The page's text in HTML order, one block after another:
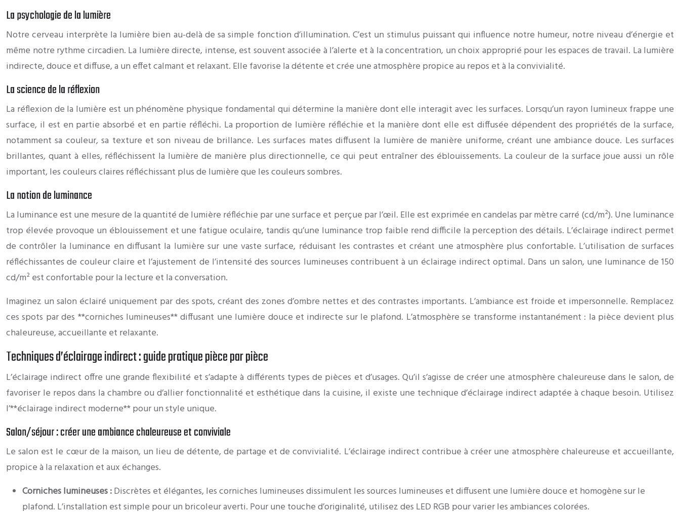
La psychologie de la lumière
Notre cerveau interprète la lumière bien au-delà de sa simple fonction d’illumination. C’est un stimulus puissant qui influence notre humeur, notre niveau d’énergie et
même notre rythme circadien. La lumière directe, intense, est souvent associée à l’alerte et à la concentration, un choix approprié pour les espaces de travail. La lumière
indirecte, douce et diffuse, a un effet calmant et relaxant. Elle favorise la détente et crée une atmosphère propice au repos et à la convivialité.
La science de la réflexion
La réflexion de la lumière est un phénomène physique fondamental qui détermine la manière dont elle interagit avec les surfaces. Lorsqu’un rayon lumineux frappe une
surface, il est en partie absorbé et en partie réfléchi. La proportion de lumière réfléchie et la manière dont elle est diffusée dépendent des propriétés de la surface,
notamment sa couleur, sa texture et son niveau de brillance. Les surfaces mates diffusent la lumière de manière uniforme, créant une ambiance douce. Les surfaces
brillantes, quant à elles, réfléchissent la lumière de manière plus directionnelle, ce qui peut entraîner des éblouissements. La couleur de la surface joue aussi un rôle
important, les couleurs claires réfléchissant plus de lumière que les couleurs sombres.
La notion de luminance
La luminance est une mesure de la quantité de lumière réfléchie par une surface et perçue par l’œil. Elle est exprimée en candelas par mètre carré (cd/m²). Une luminance
trop élevée provoque un éblouissement et une fatigue oculaire, tandis qu’une luminance trop faible rend difficile la perception des détails. L’éclairage indirect permet
de contrôler la luminance en diffusant la lumière sur une vaste surface, réduisant les contrastes et créant une atmosphère plus confortable. L’utilisation de surfaces
réfléchissantes de couleur claire et l’ajustement de l’intensité des sources lumineuses contribuent à un éclairage indirect optimal. Dans un salon, une luminance de 150
cd/m² est confortable pour la lecture et la conversation.
Imaginez un salon éclairé uniquement par des spots, créant des zones d’ombre nettes et des contrastes importants. L’ambiance est froide et impersonnelle. Remplacez
ces spots par des **corniches lumineuses** diffusant une lumière douce et indirecte sur le plafond. L’atmosphère se transforme instantanément : la pièce devient plus
chaleureuse, accueillante et relaxante.
Techniques d’éclairage indirect : guide pratique pièce par pièce
L’éclairage indirect offre une grande flexibilité et s’adapte à différents types de pièces et d’usages. Qu’il s’agisse de créer une atmosphère chaleureuse dans le salon, de
favoriser le repos dans la chambre ou d’allier fonctionnalité et esthétique dans la cuisine, il existe une technique d’éclairage indirect adaptée à chaque besoin. Utilisez
l’**éclairage indirect moderne** pour un style unique.
Salon/séjour : créer une ambiance chaleureuse et conviviale
Le salon est le cœur de la maison, un lieu de détente, de partage et de convivialité. L’éclairage indirect contribue à créer une atmosphère chaleureuse et accueillante,
propice à la relaxation et aux échanges.
Corniches lumineuses :Discrètes et élégantes, les corniches lumineuses dissimulent les sources lumineuses et diffusent une lumière douce et homogène sur le
plafond. L’installation est simple pour un bricoleur averti. Pour une touche d’originalité, utilisez des LED RGB pour varier les ambiances colorées.